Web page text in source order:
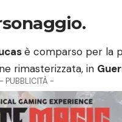
è comparso per la
rimasterizzata, in
- PUBBLICITÀ -